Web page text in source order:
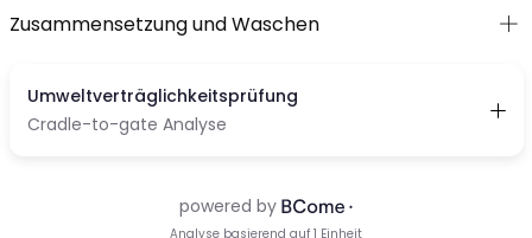
Zusammensetzung und Waschen